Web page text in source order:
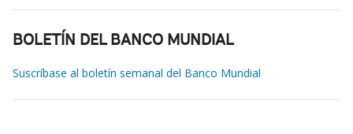
BOLETÍN DEL BANCO MUNDIAL
Suscríbase al boletín semanal del Banco Mundial